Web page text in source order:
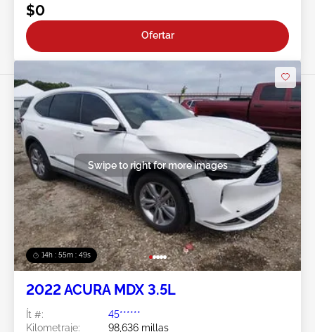
$0
Ofertar
14h : 55m : 46s
Swipe to right for more images
2022 ACURA MDX 3.5L
Ít #:
45******
Kilometraje:
98,636 millas